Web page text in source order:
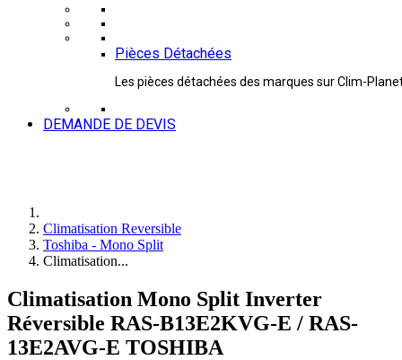
Pièces Détachées
Les pièces détachées des marques sur Clim-
DEMANDE DE DEVIS
Climatisation Reversible
Toshiba - Mono Split
Climatisation...
Climatisation Mono Split Inverter
Réversible RAS-B13E2KVG-E / RAS-
13E2AVG-E TOSHIBA